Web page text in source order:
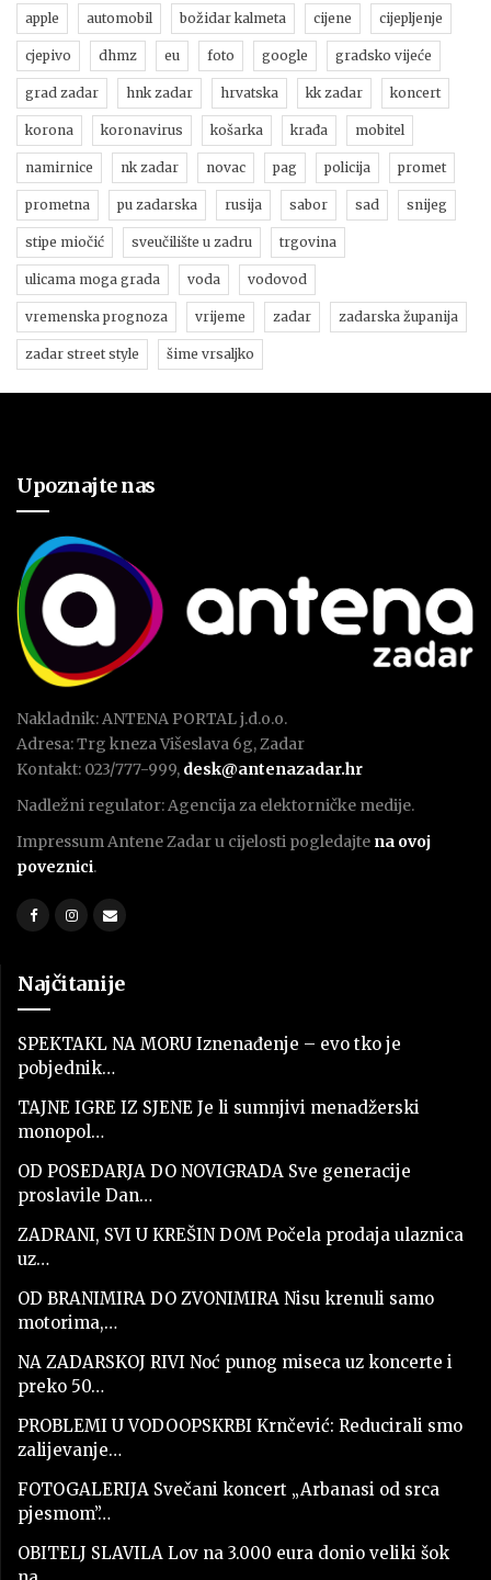
apple automobil božidar kalmeta cijene cijepljenje
cjepivo dhmz eu foto google gradsko vijeće
grad zadar hnk zadar hrvatska kk zadar koncert
korona koronavirus košarka krađa mobitel
namirnice nk zadar novac pag policija promet
prometna pu zadarska rusija sabor sad snijeg
stipe miočić sveučilište u zadru trgovina
ulicama moga grada voda vodovod
vremenska prognoza vrijeme zadar zadarska županija
zadar street style šime vrsaljko
Upoznajte nas
Nakladnik: ANTENA PORTAL j.d.o.o.
Adresa: Trg kneza Višeslava 6g, Zadar
Kontakt: 023/777-999, desk@antenazadar.hr
Nadležni regulator: Agencija za elektorničke medije.
Impressum Antene Zadar u cijelosti pogledajte na ovoj
poveznici.
Najčitanije
SPEKTAKL NA MORU Iznenađenje – evo tko je
pobjednik…
TAJNE IGRE IZ SJENE Je li sumnjivi menadžerski
monopol…
OD POSEDARJA DO NOVIGRADA Sve generacije
proslavile Dan…
ZADRANI, SVI U KREŠIN DOM Počela prodaja ulaznica
uz…
OD BRANIMIRA DO ZVONIMIRA Nisu krenuli samo
motorima,…
NA ZADARSKOJ RIVI Noć punog miseca uz koncerte i
preko 50…
PROBLEMI U VODOOPSKRBI Krnčević: Reducirali smo
zalijevanje…
FOTOGALERIJA Svečani koncert „Arbanasi od srca
pjesmom”…
OBITELJ SLAVILA Lov na 3.000 eura donio veliki šok